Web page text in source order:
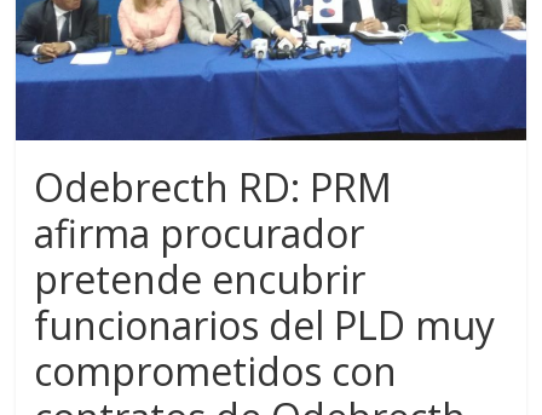
Odebrecth RD: PRM
afirma procurador
pretende encubrir
funcionarios del PLD muy
comprometidos con